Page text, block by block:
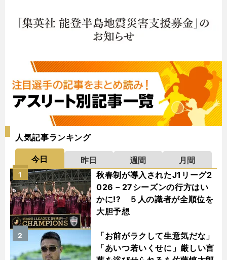
人気記事ランキング
今日 昨日 週間
月間
秋春制が導入されたJ1リーグ2
026－27シーズンの行方はい
かに!? ５人の識者が全順位を
大胆予想
1
「お前がラクして生意気だな」
「あいつ若いくせに」厳しい言
2